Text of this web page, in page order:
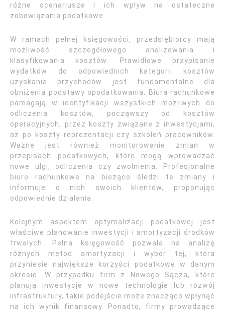
różne scenariusze i ich wpływ na ostateczne
zobowiązania podatkowe.
W ramach pełnej księgowości, przedsiębiorcy mają
możliwość szczegółowego analizowania i
klasyfikowania kosztów. Prawidłowe przypisanie
wydatków do odpowiednich kategorii kosztów
uzyskania przychodów jest fundamentalne dla
obniżenia podstawy opodatkowania. Biura rachunkowe
pomagają w identyfikacji wszystkich możliwych do
odliczenia kosztów, począwszy od kosztów
operacyjnych, przez koszty związane z inwestycjami,
aż po koszty reprezentacji czy szkoleń pracowników.
Ważne jest również monitorowanie zmian w
przepisach podatkowych, które mogą wprowadzać
nowe ulgi, odliczenia czy zwolnienia. Profesjonalne
biuro rachunkowe na bieżąco śledzi te zmiany i
informuje o nich swoich klientów, proponując
odpowiednie działania.
Kolejnym aspektem optymalizacji podatkowej jest
właściwe planowanie inwestycji i amortyzacji środków
trwałych. Pełna księgowość pozwala na analizę
różnych metod amortyzacji i wybór tej, która
przyniesie największe korzyści podatkowe w danym
okresie. W przypadku firm z Nowego Sącza, które
planują inwestycje w nowe technologie lub rozwój
infrastruktury, takie podejście może znacząco wpłynąć
na ich wynik finansowy. Ponadto, firmy prowadzące